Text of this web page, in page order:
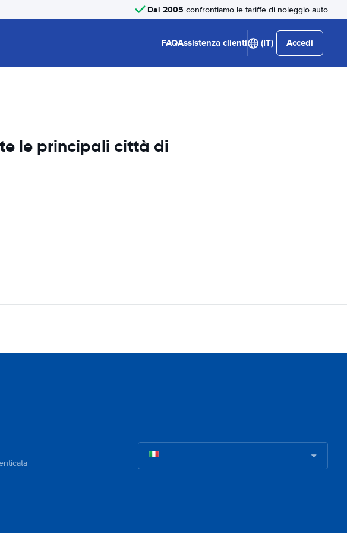
Dal 2005 confrontiamo le tariffe di noleggio auto
FAQAssistenza clienti (IT) Accedi
le principali città di